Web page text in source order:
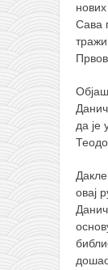
Сава
да је
овај